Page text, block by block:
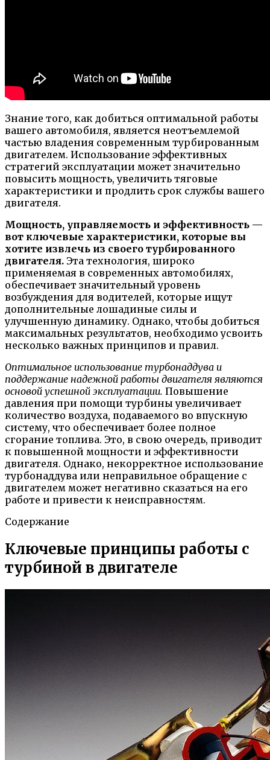
Знание того, как добиться оптимальной работы
вашего автомобиля, является неотъемлемой
частью владения современным турбированным
двигателем. Использование эффективных
стратегий эксплуатации может значительно
повысить мощность, увеличить тяговые
характеристики и продлить срок службы вашего
двигателя.
Мощность, управляемость и эффективность —
вот ключевые характеристики, которые вы
хотите извлечь из своего турбированного
двигателя. Эта технология, широко
применяемая в современных автомобилях,
обеспечивает значительный уровень
возбуждения для водителей, которые ищут
дополнительные лошадиные силы и
улучшенную динамику. Однако, чтобы добиться
максимальных результатов, необходимо усвоить
несколько важных принципов и правил.
Оптимальное использование турбонаддува и
поддержание надежной работы двигателя являются
основой успешной эксплуатации. Повышение
давления при помощи турбины увеличивает
количество воздуха, подаваемого во впускную
систему, что обеспечивает более полное
сгорание топлива. Это, в свою очередь, приводит
к повышенной мощности и эффективности
двигателя. Однако, некорректное использование
турбонаддува или неправильное обращение с
двигателем может негативно сказаться на его
работе и привести к неисправностям.
Содержание
Ключевые принципы работы с
турбиной в двигателе